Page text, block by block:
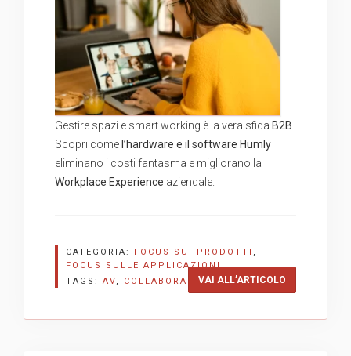
Gestire spazi e smart working è la vera sfida B2B
Scopri comel’hardware e il software Humly
eliminano i costi fantasma e migliorano la
Workplace Experience aziendale.
VAI ALL’ARTICOLO
CATEGORIA: FOCUS SUI PRODOTTI
FOCUS SULLE APPLICAZIONI
TAGS: AV COLLABORAZIONE,HUMLY